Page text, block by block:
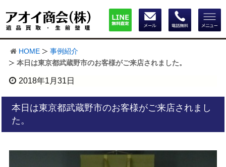
HOME
事例紹介
本日は東京都武蔵野市のお客様がご来店されました。
2018年1月31日
本日は東京都武蔵野市のお客様がご来店されまし
た。